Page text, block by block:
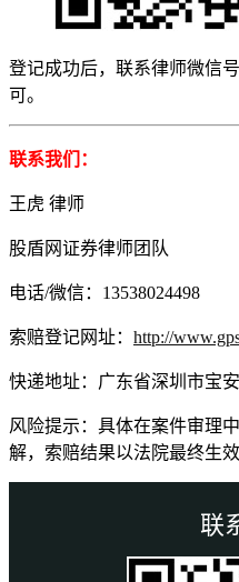
登记成功后，联系律师微信
可。
联系我们：
王虎 律师
股盾网证券律师团队
电话/微信：13538024498
索赔登记网址： http://
快递地址：广东省深圳市宝
风险提示：具体在案件审理
解，索赔结果以法院最终生
联